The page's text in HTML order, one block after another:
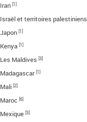
Iran [1]
Israël et territoires palestiniens
Japon [1]
Kenya [1]
Les Maldives [3]
Madagascar [1]
Mali [2]
Maroc [6]
Mexique [3]